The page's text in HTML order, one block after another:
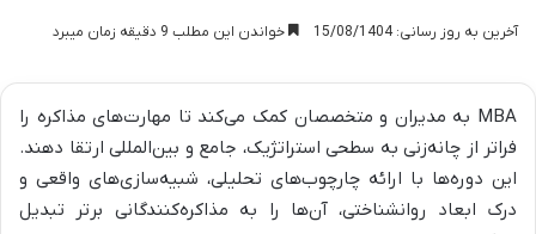
آخرین به روز رسانی: 15/08/1404 خواندن این مطلب 9 دقیقه زمان میبرد
MBA به مدیران و متخصصان کمک می‌کند تا مهارت‌های مذاکره را
فراتر از چانه‌زنی به سطحی استراتژیک، جامع و بین‌المللی ارتقا دهند.
این دوره‌ها با ارائه چارچوب‌های تحلیلی، شبیه‌سازی‌های واقعی و
درک ابعاد روانشناختی، آن‌ها را به مذاکره‌کنندگانی برتر تبدیل